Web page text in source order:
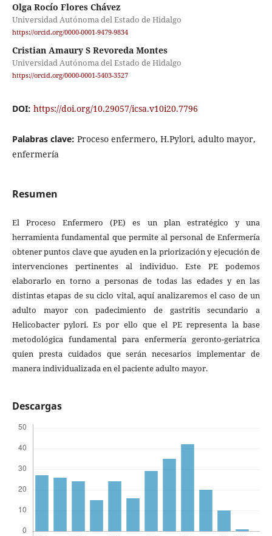
Olga Rocío Flores Chávez
Universidad Autónoma del Estado de Hidalgo
https://orcid.org/0000-0001-9479-9834
Cristian Amaury S Revoreda Montes
Universidad Autónoma del Estado de Hidalgo
https://orcid.org/0000-0001-5403-3527
DOI: https://doi.org/10.29057/icsa.v10i20.7796
Palabras clave: Proceso enfermero, H.Pylori, adulto mayor,
enfermería
Resumen
El Proceso Enfermero (PE) es un plan estratégico y una
herramienta fundamental que permite al personal de Enfermería
obtener puntos clave que ayuden en la priorización y ejecución de
intervenciones pertinentes al individuo. Este PE podemos
elaborarlo en torno a personas de todas las edades y en las
distintas etapas de su ciclo vital, aquí analizaremos el caso de un
adulto mayor con padecimiento de gastritis secundario a
Helicobacter pylori. Es por ello que el PE representa la base
metodológica fundamental para enfermería geronto-geriatrica
quien presta cuidados que serán necesarios implementar de
manera individualizada en el paciente adulto mayor.
Descargas